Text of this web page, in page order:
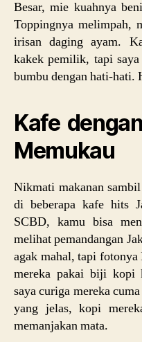
Besar, mie kuahnya
Toppingnya melimpah,
irisan daging ayam.
kakek pemilik, tapi
bumbu dengan hati-hati.
Kafe
Memukau
Nikmati makanan
di beberapa kafe hits
SCBD, kamu bisa
melihat pemandangan
agak mahal, tapi
mereka pakai biji kopi
saya curiga mereka
yang jelas, kopi
memanjakan mata.